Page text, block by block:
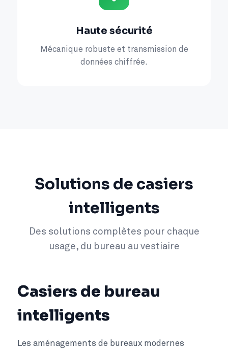
Haute sécurité
Mécanique robuste et transmission de
données chiffrée.
Solutions de casiers
intelligents
Des solutions complètes pour chaque
usage, du bureau au vestiaire
Casiers de bureau
intelligents
Les aménagements de bureaux modernes